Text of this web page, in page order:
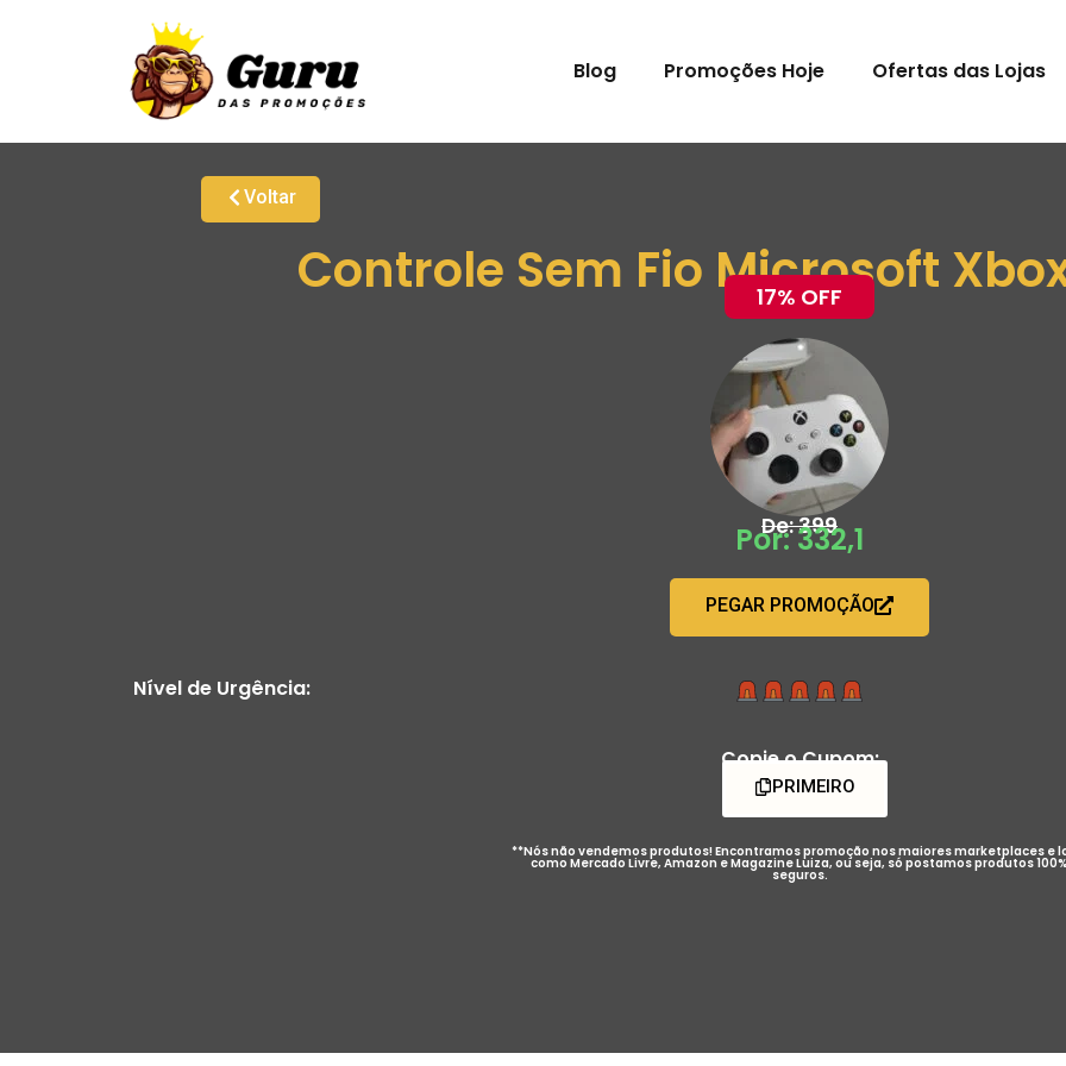
Blog Promoções Hoje Ofertas das Lojas
Voltar
Controle Sem Fio Microsoft
17% OFF
De: 399
Por: 332,1
PEGAR PROMOÇÃO
Nível de Urgência:
Copie o Cupom:
PRIMEIRO
**Nós não vendemos produtos! Encontramos promoção nos maiores marketplaces e
como Mercado Livre, Amazon e Magazine Luiza, ou seja, só postamos produtos 100%
seguros.